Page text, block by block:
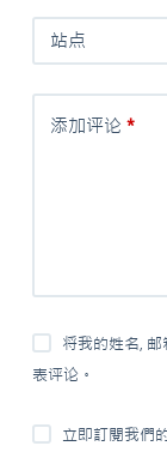
站点
添加评论 *
将我的姓名,
表评论。
立即訂閱我們